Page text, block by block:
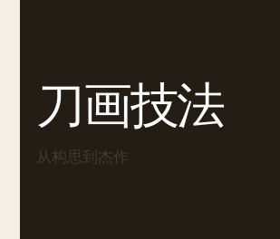
刀画技法
从构思到杰作